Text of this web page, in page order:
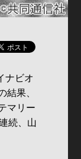
ナビオ
結果、
マリー
続、山